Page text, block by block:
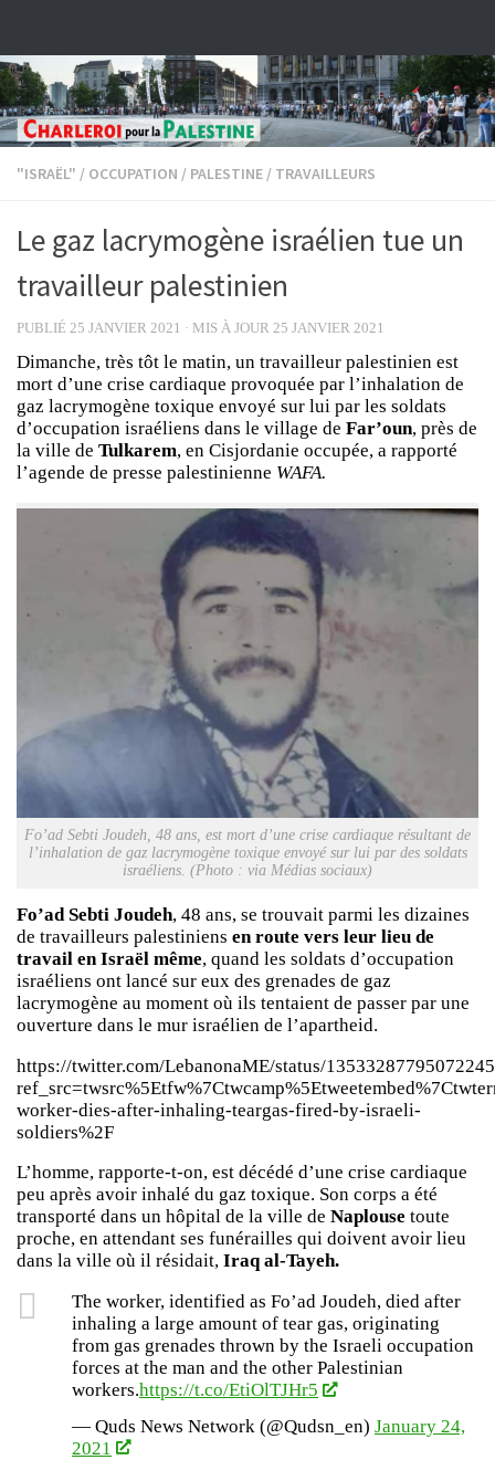
"ISRAËL" / OCCUPATION / PALESTINE / TRAVAILLEURS
Le gaz lacrymogène israélien tue un
travailleur palestinien
PUBLIÉ 25 JANVIER 2021 · MIS À JOUR 25 JANVIER 2021
Dimanche, très tôt le matin, un travailleur palestinien est
mort d’une crise cardiaque provoquée par l’inhalation de
gaz lacrymogène toxique envoyé sur lui par les soldats
d’occupation israéliens dans le village de Far’oun, près de
la ville de Tulkarem, en Cisjordanie occupée, a rapporté
l’agende de presse palestinienne WAFA.
Fo’ad Sebti Joudeh, 48 ans, est mort d’une crise cardiaque résultant de
l’inhalation de gaz lacrymogène toxique envoyé sur lui par des soldats
israéliens. (Photo : via Médias sociaux)
Fo’ad Sebti Joudeh, 48 ans, se trouvait parmi les dizaines
de travailleurs palestiniens en route vers leur lieu de
travail en Israël même, quand les soldats d’occupation
israéliens ont lancé sur eux des grenades de gaz
lacrymogène au moment où ils tentaient de passer par une
ouverture dans le mur israélien de l’apartheid.
https://twitter.com/LebanonaME/status/
worker-dies-after-inhaling-teargas-fired-by-israeli-
soldiers%2F
L’homme, rapporte-t-on, est décédé d’une crise cardiaque
peu après avoir inhalé du gaz toxique. Son corps a été
transporté dans un hôpital de la ville de Naplouse toute
proche, en attendant ses funérailles qui doivent avoir lieu
dans la ville où il résidait, Iraq al-Tayeh.
The worker, identified as Fo’ad Joudeh, died after
inhaling a large amount of tear gas, originating
from gas grenades thrown by the Israeli occupation
forces at the man and the other Palestinian
workers.https://t.co/EtiOlTJHr5
— Quds News Network (@Qudsn_en) January 24,
2021